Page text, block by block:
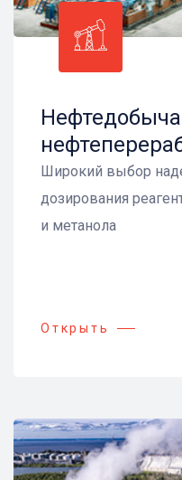
Широкий выбор
дозирования
и метанола
Открыть